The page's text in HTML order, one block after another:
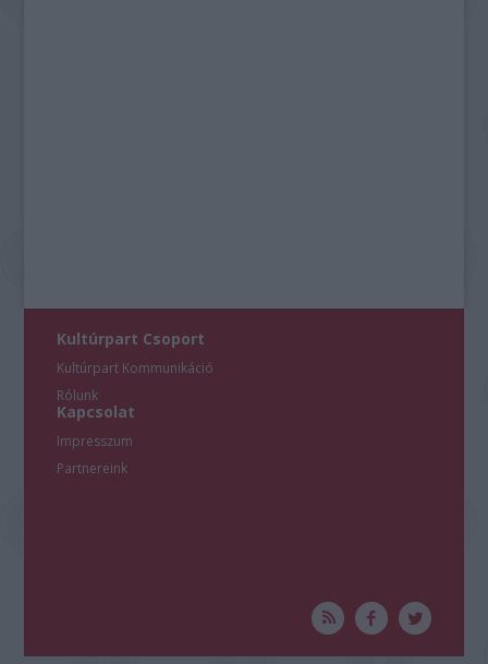
Kultúrpart Csoport
Kultúrpart Kommunikáció
Rólunk
Kapcsolat
Impresszum
Partnereink